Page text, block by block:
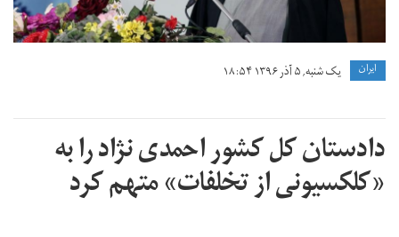
ايران یک شنبه, ۵ آذر ۱۳۹۶ ۱۸:۵۴
دادستان کل کشور احمدی نژاد را به
«کلکسیونی از تخلفات» متهم کرد